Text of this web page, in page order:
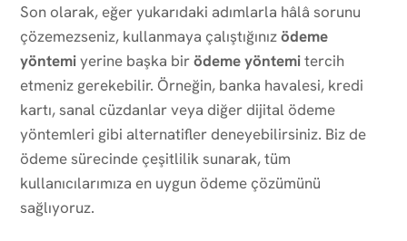
Son olarak, eğer yukarıdaki adımlarla hâlâ sorunu
çözemezseniz, kullanmaya çalıştığınızödeme
yöntemiyerine başka birödeme yöntemitercih
etmeniz gerekebilir. Örneğin, banka havalesi, kredi
kartı, sanal cüzdanlar veya diğer dijital ödeme
yöntemleri gibi alternatifler deneyebilirsiniz. Biz de
ödeme sürecinde çeşitlilik sunarak, tüm
kullanıcılarımıza en uygun ödeme çözümünü
sağlıyoruz.